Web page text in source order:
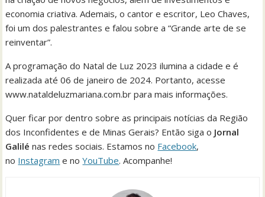
economia criativa. Ademais, o cantor e escritor, Leo Chaves,
foi um dos palestrantes e falou sobre a “Grande arte de se
reinventar”.
A programação do Natal de Luz 2023 ilumina a cidade e é
realizada até 06 de janeiro de 2024. Portanto, acesse
www.nataldeluzmariana.com.br para mais informações.
Quer ficar por dentro sobre as principais notícias da Região
dos Inconfidentes e de Minas Gerais? Então siga o Jornal
Galilé nas redes sociais. Estamos no Facebook,
no Instagram e noYouTube. Acompanhe!